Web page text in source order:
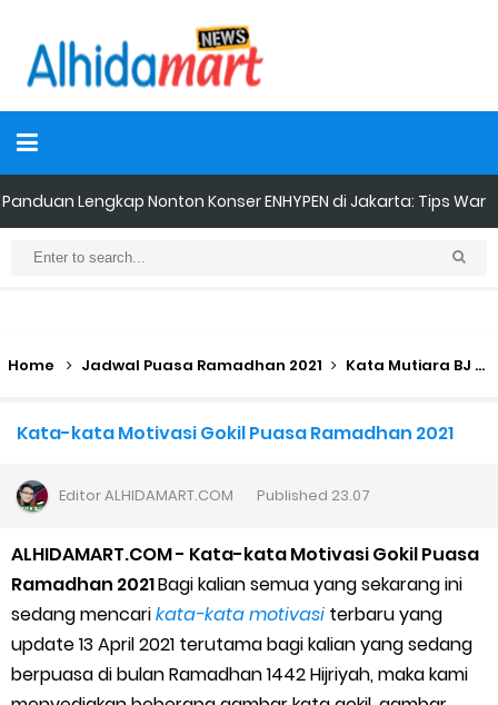
Panduan Lengkap Nonton Konser ENHYPEN di Jakarta: Tips War
Tiket, Persiapan, dan Hal yang Perlu Diketahui
Panduan Menjadi Agen Sicepat: Syarat dan Komisinya
Cara Ping DNS Server Gojek Gopartner
Cara Mudah Melihat Nomor Shopeepay Sendiri dan Orang Lain
7 Cara Mudah Top Up Grab untuk Driver
Home Jadwal Puasa Ramadhan 2021 Kata Mutiara BJ Habibie
Kata-kata Motivasi Gokil Puasa Ramadhan 2021
EditorALHIDAMART.COM Published 23.07
ALHIDAMART.COM - Kata-kata Motivasi Gokil Puasa
Ramadhan 2021Bagi kalian semua yang sekarang ini
sedang mencarikata-kata motivasi terbaru yang
update 13 April 2021 terutama bagi kalian yang sedang
berpuasa di bulan Ramadhan 1442 Hijriyah, maka kami